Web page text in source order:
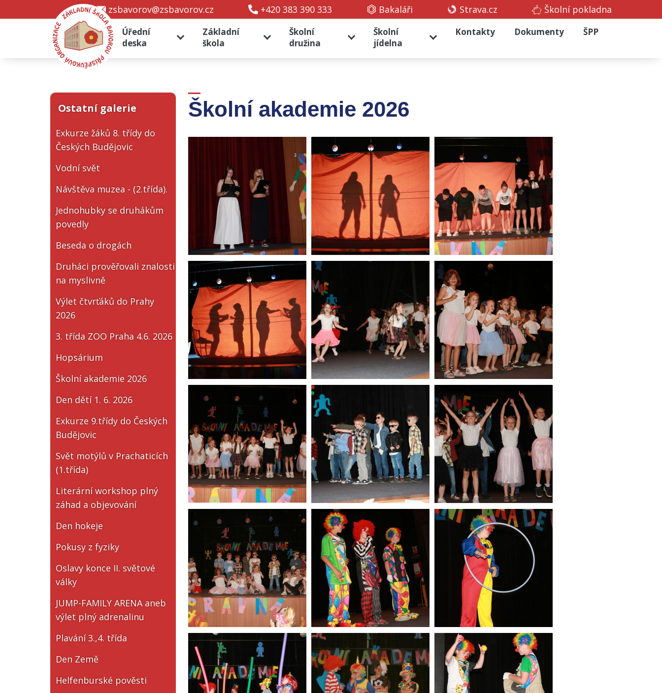
zsbavorov@zsbavorov.cz +420 383 390 333 Bakaláři Strava.cz Školní pokladna
Úřední
deska
Základní
škola
Školní
družina
Školní
jídelna
Kontakty Dokumenty ŠPP
Ostatní galerie
Exkurze žáků 8. třídy do
Českých Budějovic
Vodní svět
Návštěva muzea - (2.třída).
Jednohubky se druhákům
povedly
Beseda o drogách
Druháci prověřovali znalosti
na myslivně
Výlet čtvrťáků do Prahy
2026
3. třída ZOO Praha 4.6. 2026
Hopsárium
Školní akademie 2026
Den dětí 1. 6. 2026
Exkurze 9.třídy do Českých
Budějovic
Svět motýlů v Prachaticích
(1.třída)
Literární workshop plný
záhad a objevování
Den hokeje
Pokusy z fyziky
Oslavy konce II. světové
války
JUMP-FAMILY ARENA aneb
výlet plný adrenalinu
Plavání 3.,4. třída
Den Země
Helfenburské pověsti
Školní akademie 2026